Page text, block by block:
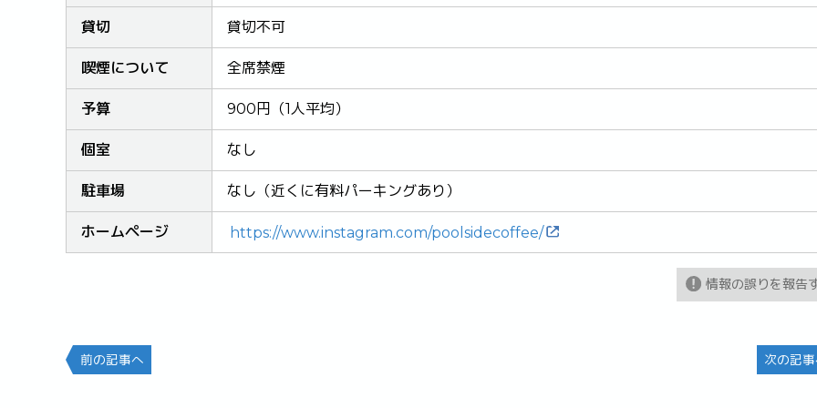
貸切 貸切不可
喫煙について 全席禁煙
予算 900円（1人平均）
個室 なし
駐車場 なし（近くに有料パーキングあり）
ホームページ https://www.instagram.com/poolsidecoffee/
情報の誤りを報告
前の記事へ 次の記